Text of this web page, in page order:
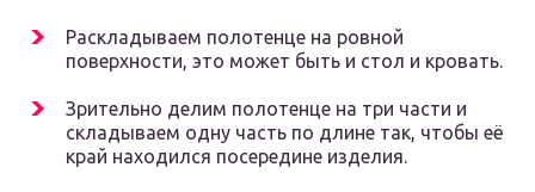
Раскладываем полотенце на ровной
поверхности, это может быть и стол и кровать.
Зрительно делим полотенце на три части и
складываем одну часть по длине так, чтобы её
край находился посередине изделия.